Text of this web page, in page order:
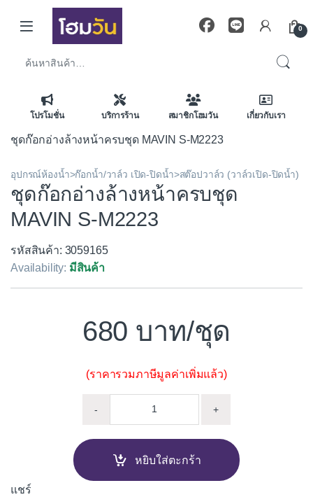
Skip to navigation
Skip to content
0
โปรโมชั่น บริการร้าน สมาชิกโฮมวัน เกี่ยวกับเรา
ชุดก๊อกอ่างล้างหน้าครบชุด MAVIN S-M2223
อุปกรณ์ห้องน้ำ>ก๊อกน้ำ/วาล์ว เปิด-ปิดน้ำ>สต๊อปวาล์ว (วาล์วเปิด-ปิดน้ำ)
ชุดก๊อกอ่างล้างหน้าครบชุด
MAVIN S-M2223
รหัสสินค้า: 3059165
Availability: มีสินค้า
680 /ชุด
(ราคารวมภาษีมูลค่าเพิ่มแล้ว)
- +
หยิบใส่ตะกร้า
แชร์